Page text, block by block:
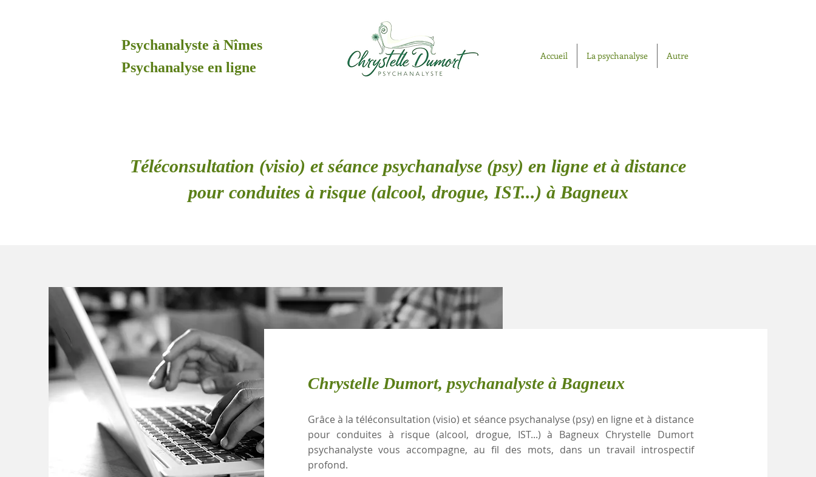
Psychanalyste à Nîmes
Psychanalyse en ligne
Accueil La psychanalyse Autre
Téléconsultation (visio) et séance psychanalyse (psy) en ligne et à distance
pour conduites à risque (alcool, drogue, IST...) à Bagneux
Chrystelle Dumort, psychanalyste à Bagneux
Grâce à la téléconsultation (visio) et séance psychanalyse (psy) en ligne et à distance
pour conduites à risque (alcool, drogue, IST...) à Bagneux Chrystelle Dumort
psychanalyste vous accompagne, au fil des mots, dans un travail introspectif
profond.